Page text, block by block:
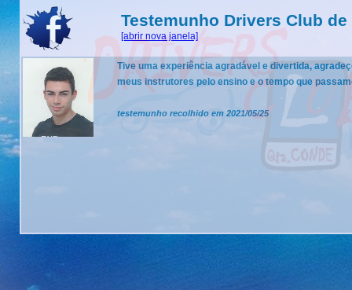
Testemunho Drivers Club
[abrir nova janela]
Tive uma experiência agradável e divertida,
meus instrutores pelo ensino e o tempo que
testemunho recolhido em 2021/05/25